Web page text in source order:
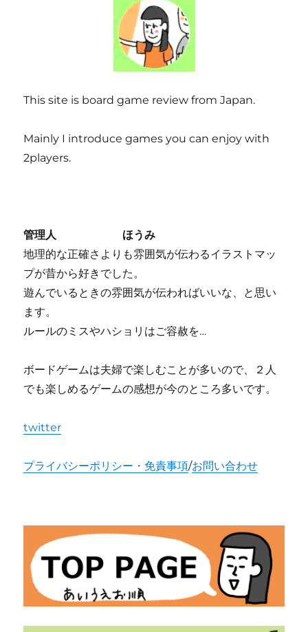
This site is board game review from Japan.
Mainly I introduce games you can enjoy with
2players.
管理人 ほうみ
地理的な正確さよりも雰囲気が伝わるイラストマッ
プが昔から好きでした。
遊んでいるときの雰囲気が伝わればいいな、と思い
ます。
ルールのミスやハショリはご容赦を…
ボードゲームは夫婦で楽しむことが多いので、２人
でも楽しめるゲームの感想が今のところ多いです。
twitter
プライバシーポリシー・免責事項/お問い合わせ